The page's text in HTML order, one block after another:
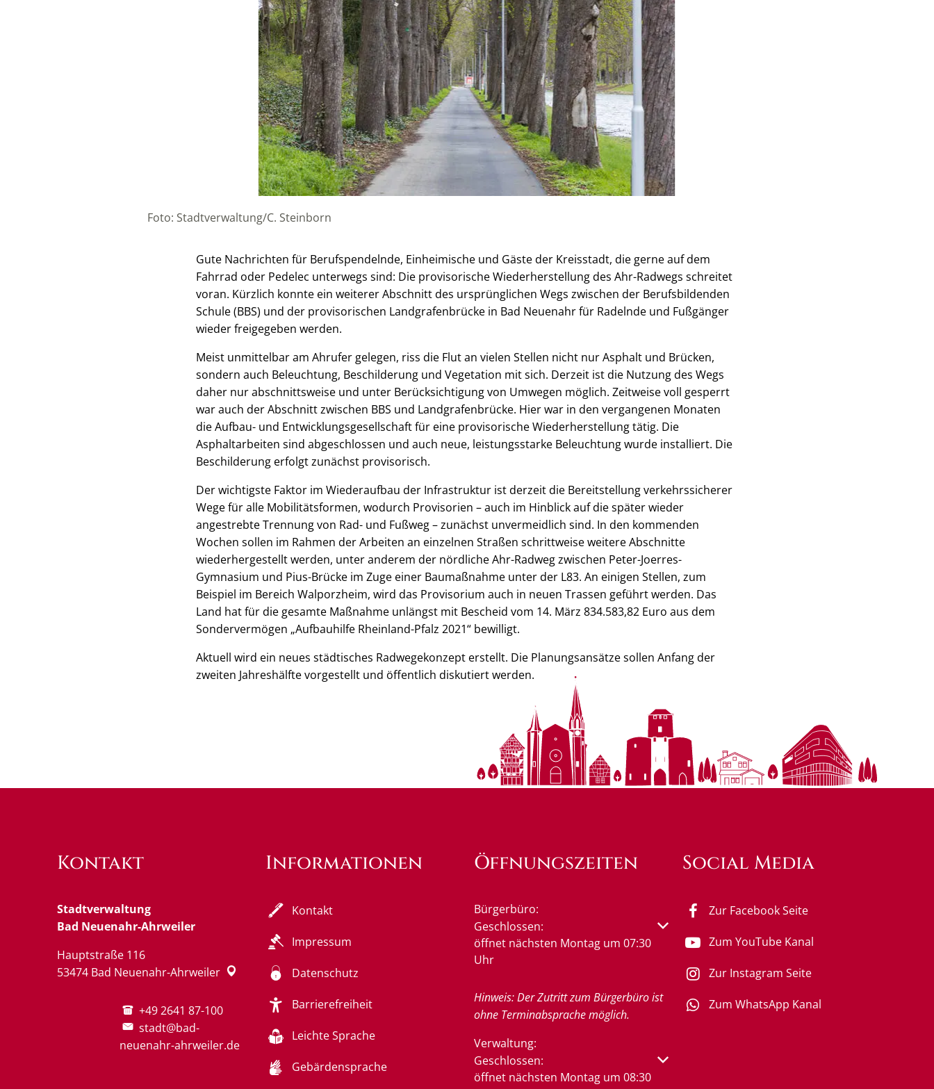
Foto: Stadtverwaltung/C. Steinborn
Gute Nachrichten für Berufspendelnde, Einheimische und Gäste der Kreisstadt, die gerne auf dem
Fahrrad oder Pedelec unterwegs sind: Die provisorische Wiederherstellung des Ahr-Radwegs schreitet
voran. Kürzlich konnte ein weiterer Abschnitt des ursprünglichen Wegs zwischen der Berufsbildenden
Schule (BBS) und der provisorischen Landgrafenbrücke in Bad Neuenahr für Radelnde und Fußgänger
wieder freigegeben werden.
Meist unmittelbar am Ahrufer gelegen, riss die Flut an vielen Stellen nicht nur Asphalt und Brücken,
sondern auch Beleuchtung, Beschilderung und Vegetation mit sich. Derzeit ist die Nutzung des Wegs
daher nur abschnittsweise und unter Berücksichtigung von Umwegen möglich. Zeitweise voll gesperrt
war auch der Abschnitt zwischen BBS und Landgrafenbrücke. Hier war in den vergangenen Monaten
die Aufbau- und Entwicklungsgesellschaft für eine provisorische Wiederherstellung tätig. Die
Asphaltarbeiten sind abgeschlossen und auch neue, leistungsstarke Beleuchtung wurde installiert. Die
Beschilderung erfolgt zunächst provisorisch.
Der wichtigste Faktor im Wiederaufbau der Infrastruktur ist derzeit die Bereitstellung verkehrssicherer
Wege für alle Mobilitätsformen, wodurch Provisorien – auch im Hinblick auf die später wieder
angestrebte Trennung von Rad- und Fußweg – zunächst unvermeidlich sind. In den kommenden
Wochen sollen im Rahmen der Arbeiten an einzelnen Straßen schrittweise weitere Abschnitte
wiederhergestellt werden, unter anderem der nördliche Ahr-Radweg zwischen Peter-Joerres-
Gymnasium und Pius-Brücke im Zuge einer Baumaßnahme unter der L83. An einigen Stellen, zum
Beispiel im Bereich Walporzheim, wird das Provisorium auch in neuen Trassen geführt werden. Das
Land hat für die gesamte Maßnahme unlängst mit Bescheid vom 14. März 834.583,82 Euro aus dem
Sondervermögen „Aufbauhilfe Rheinland-Pfalz 2021“ bewilligt.
Aktuell wird ein neues städtisches Radwegekonzept erstellt. Die Planungsansätze sollen Anfang der
zweiten Jahreshälfte vorgestellt und öffentlich diskutiert werden.
Kontakt
Stadtverwaltung
Bad Neuenahr-Ahrweiler
Hauptstraße 116
53474 Bad Neuenahr-Ahrweiler
+49 2641 87-100
stadt@bad-
neuenahr-ahrweiler.de
Informationen
Kontakt
Impressum
Datenschutz
Barrierefreiheit
Leichte Sprache
Gebärdensprache
Öffnungszeiten
Bürgerbüro:
Klicken, um weitere Öffnungs- oder Schließzeiten auszublenden
Geschlossen:
öffnet nächsten Montag um 07:30
Uhr
Hinweis: Der Zutritt zum Bürgerbüro ist
ohne Terminabsprache möglich.
Verwaltung:
Klicken, um weitere Öffnungs- oder Schließzeiten auszublenden
Geschlossen:
öffnet nächsten Montag um 08:30
Social Media
Zur Facebook Seite
Zum YouTube Kanal
Zur Instagram Seite
Zum WhatsApp Kanal